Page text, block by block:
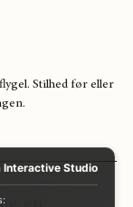
Stilhed før eller
Interactive Studio